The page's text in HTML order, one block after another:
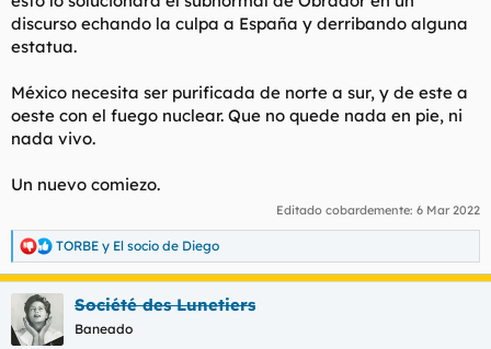
discurso echando la culpa a España y derribando alguna
estatua.
México necesita ser purificada de norte a sur, y de este a
oeste con el fuego nuclear. Que no quede nada en pie, ni
nada vivo.
Un nuevo comiezo.
Editado cobardemente: 6 Mar 2022
R
e
a
c
c
i
TORBE y El socio de Diego
Société des Lunetiers
Baneado